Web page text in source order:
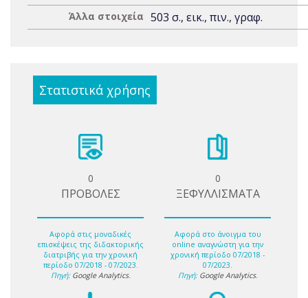
Άλλα στοιχεία 503 σ., εικ., πιν., γραφ.
Στατιστικά χρήσης
0
ΠΡΟΒΟΛΕΣ
Αφορά στις μοναδικές
επισκέψεις της διδακτορικής
διατριβής για την χρονική
περίοδο 07/2018 - 07/2023.
Πηγή: Google Analytics.
0
ΞΕΦΥΛΛΙΣΜΑΤΑ
Αφορά στο άνοιγμα του
online αναγνώστη για την
χρονική περίοδο 07/2018 -
07/2023.
Πηγή: Google Analytics.